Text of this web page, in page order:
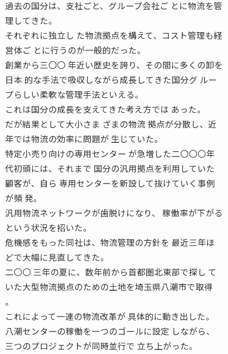
過去の国分は、支社ごと、グループ会社ご とに物流を管
理してきた。
それぞれに独立し た物流拠点を構えて、コスト管理も経
営体ご とに行うのが一般的だった。
創業から三〇〇 年近い歴史を誇り、その間に多くの卸を
日本 的な手法で吸収しながら成長してきた国分グ ルー
プらしい柔軟な管理手法といえる。
これは国分の成長を支えてきた考え方では あった。
だが結果として大小さま ざまの物流 拠点が分散し、近
年では物流の効率に問題が 生じていた。
特定小売り向けの専用センター が急増した二〇〇〇年
代初頭には、それまで 国分の汎用拠点を利用していた
顧客が、自ら 専用センターを新設して抜けていく事例
が頻 発。
汎用物流ネットワークが歯脱けになり、 稼働率が下がる
という状況を招いた。
危機感をもった同社は、物流管理の方針を 最近三年ほ
どで大幅に見直してきた。
二〇〇 三年の夏に、数年前から首都圏北東部で探し て
いた大型物流拠点のための土地を埼玉県八潮市で取得
。
これによって一連の物流改革が 具体的に動き出した。
八潮センターの稼働を一つのゴールに設定 しながら、
三つのプロジェクトが同時並行で 立ち上がった。